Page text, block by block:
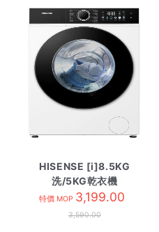
HISENSE [i]8.5KG
洗/5KG乾衣機
WD3I8545VWF
特價 MOP 3,199.00
3,590.00